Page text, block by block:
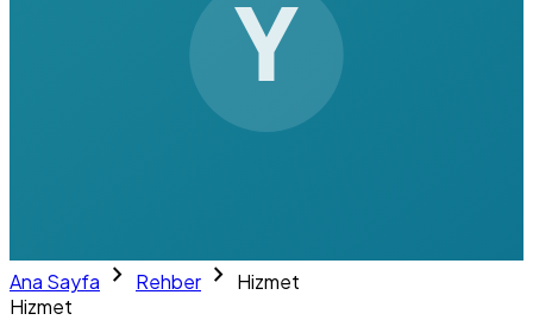
Ana Sayfa chevron_right Rehber chevron_right Hizmet
Hizmet